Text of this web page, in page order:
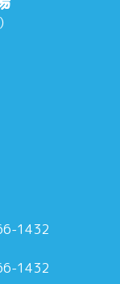
1432
1432